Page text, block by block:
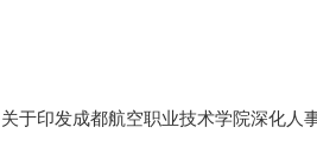
关于印发成都航空职业技术学院深化人